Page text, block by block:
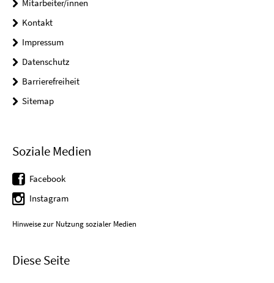
Mitarbeiter/innen
Kontakt
Impressum
Datenschutz
Barrierefreiheit
Sitemap
Soziale Medien
Facebook
Instagram
Hinweise zur Nutzung sozialer Medien
Diese Seite